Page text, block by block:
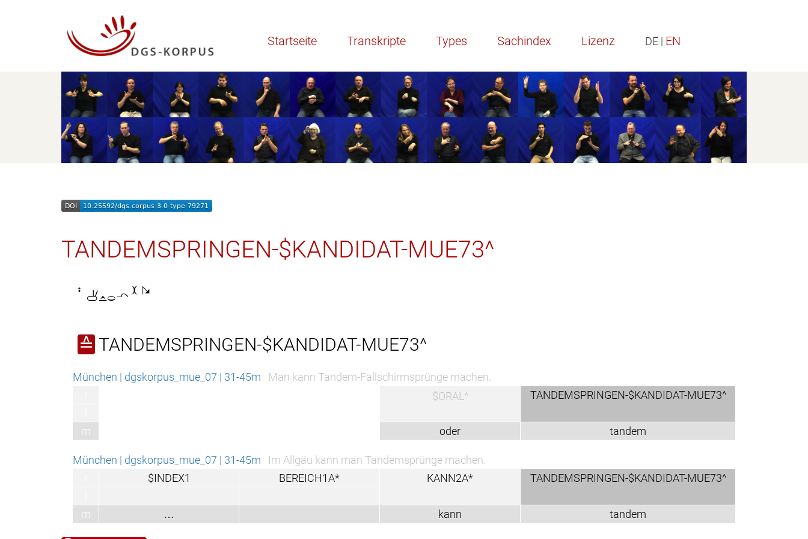
Startseite Transkripte Types Sachindex Lizenz DE | EN
TANDEMSPRINGEN-$KANDIDAT-MUE73^

≙ TANDEMSPRINGEN-$KANDIDAT-MUE73^
München | dgskorpus_mue_07 | 31-45m
Man kann Tandem-Fallschirmsprünge machen.
$ORAL^
TANDEMSPRINGEN-$KANDIDAT-MUE73^
m
oder tandem
München | dgskorpus_mue_07 | 31-45m
Im Allgäu kann man Tandemsprünge machen.
$INDEX1 BEREICH1A* KANN2A*
TANDEMSPRINGEN-$KANDIDAT-MUE73^
m
… kann tandem